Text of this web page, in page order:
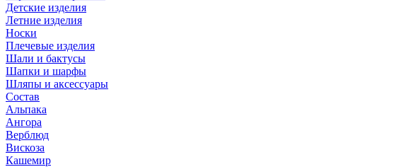
Детские изделия
Летние изделия
Носки
Плечевые изделия
Шали и бактусы
Шапки и шарфы
Шляпы и аксессуары
Состав
Альпака
Ангора
Верблюд
Вискоза
Кашемир